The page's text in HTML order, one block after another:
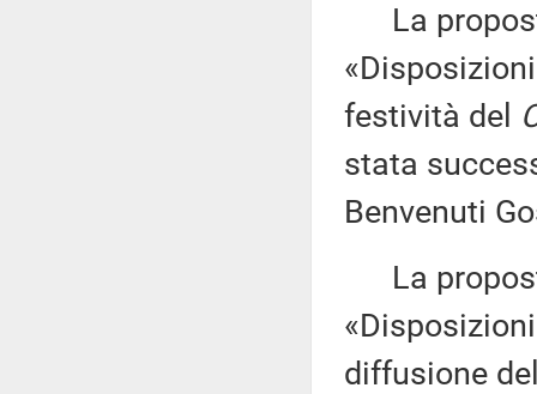
La
festività del
stata
Benvenuti
La
diffusione